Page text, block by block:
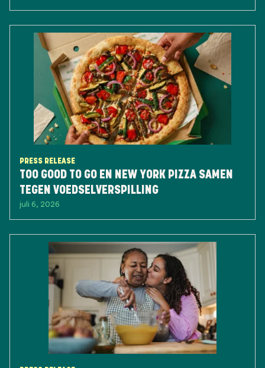
PRESS RELEASE
TOO GOOD TO GO EN NEW YORK PIZZA SAMEN
TEGEN VOEDSELVERSPILLING
juli 6, 2026